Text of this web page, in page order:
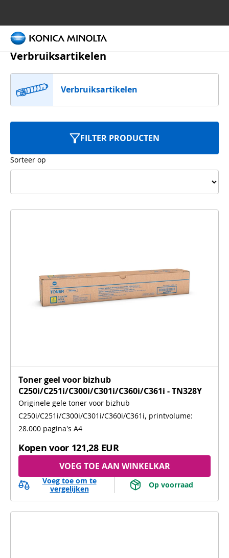
Home
Verbruiksartikelen
Verbruiksartikelen
FILTER PRODUCTEN
Sorteer op
Toner geel voor bizhub
C250i/C251i/C300i/C301i/C360i/C361i - TN328Y
Originele gele toner voor bizhub
C250i/C251i/C300i/C301i/C360i/C361i, printvolume:
28.000 pagina's A4
Kopen voor 121,28 EUR
VOEG TOE AAN WINKELKAR
Voeg toe om te
vergelijken
Op voorraad